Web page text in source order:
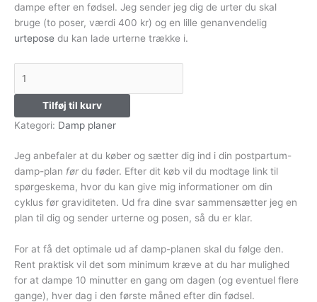
dampe efter en fødsel. Jeg sender jeg dig de urter du skal
bruge (to poser, værdi 400 kr) og en lille genanvendelig
urtepose du kan lade urterne trække i.
Tilføj til kurv
Kategori: Damp planer
Jeg anbefaler at du køber og sætter dig ind i din postpartum-
damp-plan førdu føder. Efter dit køb vil du modtage link til
spørgeskema, hvor du kan give mig informationer om din
cyklus før graviditeten. Ud fra dine svar sammensætter jeg en
plan til dig og sender urterne og posen, så du er klar.
For at få det optimale ud af damp-planen skal du følge den.
Rent praktisk vil det som minimum kræve at du har mulighed
for at dampe 10 minutter en gang om dagen (og eventuel flere
gange), hver dag i den første måned efter din fødsel.